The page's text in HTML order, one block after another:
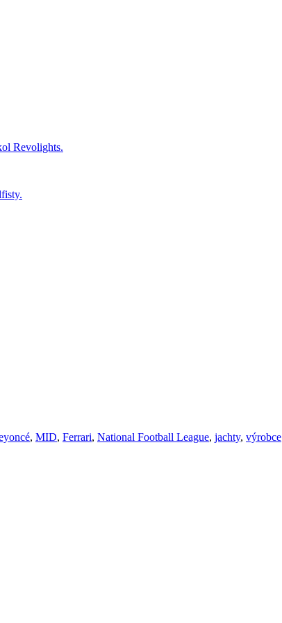
Revolights.
, MID, Ferrari, National Football League, jachty, výrobce